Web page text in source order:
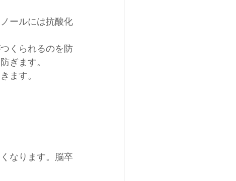
ールには抗酸化
くられるのを防
ぎます。
ます。
なります。脳卒